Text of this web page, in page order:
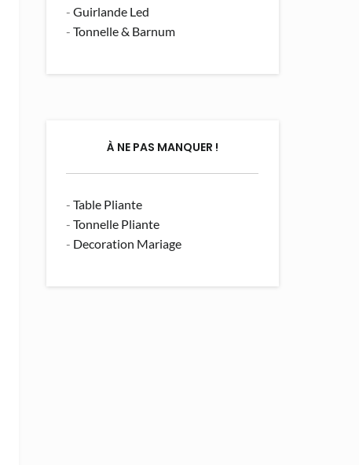
-Guirlande Led
-Tonnelle & Barnum
À NE PAS MANQUER !
-Table Pliante
-Tonnelle Pliante
- Decoration Mariage